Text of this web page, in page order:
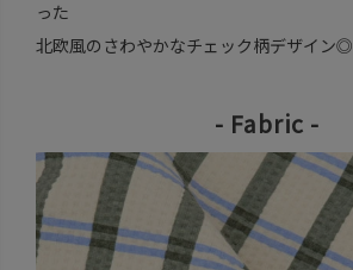
った
北欧風のさわやかなチェック柄デザイン◎
- Fabric -